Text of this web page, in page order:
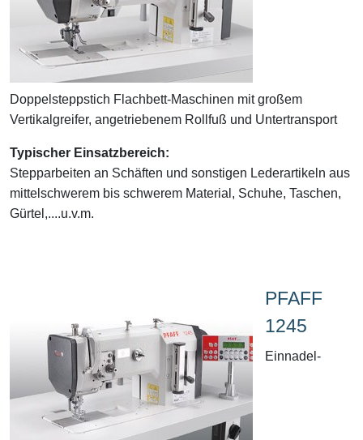
Doppelsteppstich Flachbett-Maschinen mit großem
Vertikalgreifer, angetriebenem Rollfuß und Untertransport
Typischer Einsatzbereich:
Stepparbeiten an Schäften und sonstigen Lederartikeln aus
mittelschwerem bis schwerem Material, Schuhe, Taschen,
Gürtel,....u.v.m.
PFAFF
1245
Einnadel-